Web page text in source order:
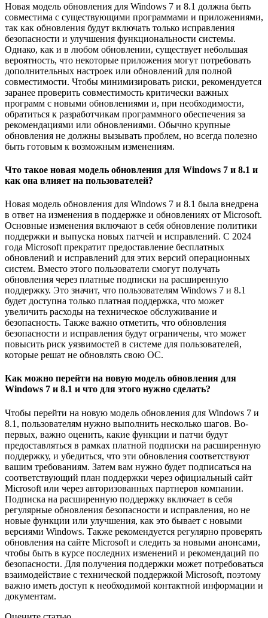
Новая модель обновления для Windows 7 и 8.1 должна быть
совместима с существующими программами и приложениями,
так как обновления будут включать только исправления
безопасности и улучшения функциональности системы.
Однако, как и в любом обновлении, существует небольшая
вероятность, что некоторые приложения могут потребовать
дополнительных настроек или обновлений для полной
совместимости. Чтобы минимизировать риски, рекомендуется
заранее проверить совместимость критически важных
программ с новыми обновлениями и, при необходимости,
обратиться к разработчикам программного обеспечения за
рекомендациями или обновлениями. Обычно крупные
обновления не должны вызывать проблем, но всегда полезно
быть готовым к возможным изменениям.
Что такое новая модель обновления для Windows 7 и 8.1 и
как она влияет на пользователей?
Новая модель обновления для Windows 7 и 8.1 была внедрена
в ответ на изменения в поддержке и обновлениях от Microsoft.
Основные изменения включают в себя обновление политики
поддержки и выпуска новых патчей и исправлений. С 2024
года Microsoft прекратит предоставление бесплатных
обновлений и исправлений для этих версий операционных
систем. Вместо этого пользователи смогут получать
обновления через платные подписки на расширенную
поддержку. Это значит, что пользователям Windows 7 и 8.1
будет доступна только платная поддержка, что может
увеличить расходы на техническое обслуживание и
безопасность. Также важно отметить, что обновления
безопасности и исправления будут ограничены, что может
повысить риск уязвимостей в системе для пользователей,
которые решат не обновлять свою ОС.
Как можно перейти на новую модель обновления для
Windows 7 и 8.1 и что для этого нужно сделать?
Чтобы перейти на новую модель обновления для Windows 7 и
8.1, пользователям нужно выполнить несколько шагов. Во-
первых, важно оценить, какие функции и патчи будут
предоставляться в рамках платной подписки на расширенную
поддержку, и убедиться, что эти обновления соответствуют
вашим требованиям. Затем вам нужно будет подписаться на
соответствующий план поддержки через официальный сайт
Microsoft или через авторизованных партнеров компании.
Подписка на расширенную поддержку включает в себя
регулярные обновления безопасности и исправления, но не
новые функции или улучшения, как это бывает с новыми
версиями Windows. Также рекомендуется регулярно проверять
обновления на сайте Microsoft и следить за новыми анонсами,
чтобы быть в курсе последних изменений и рекомендаций по
безопасности. Для получения поддержки может потребоваться
взаимодействие с технической поддержкой Microsoft, поэтому
важно иметь доступ к необходимой контактной информации и
документам.